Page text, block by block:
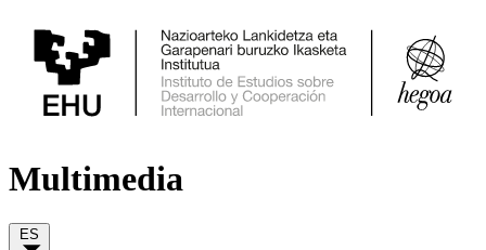
Multimedia
ES